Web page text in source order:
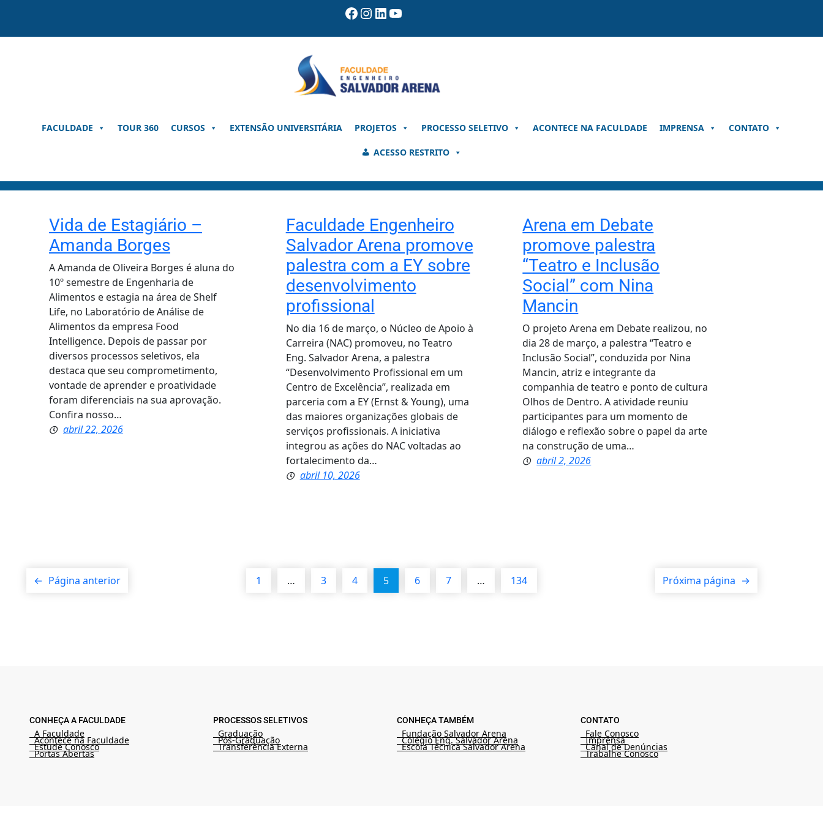
o
Facebook
Instagram
LinkedIn
Youtube
FACULDADE TOUR 360 CURSOS EXTENSÃO UNIVERSITÁRIA PROJETOS PROCESSO SELETIVO ACONTECE NA FACULDADE IMPRENSA CONTATO
ACESSO RESTRITO
Vida de Estagiário –
Amanda Borges
A Amanda de Oliveira Borges é aluna do
10º semestre de Engenharia de
Alimentos e estagia na área de Shelf
Life, no Laboratório de Análise de
Alimentos da empresa Food
Intelligence. Depois de passar por
diversos processos seletivos, ela
destaca que seu comprometimento,
vontade de aprender e proatividade
foram diferenciais na sua aprovação.
Confira nosso…
abril 22, 2026
Faculdade Engenheiro
Salvador Arena promove
palestra com a EY sobre
desenvolvimento
profissional
No dia 16 de março, o Núcleo de Apoio à
Carreira (NAC) promoveu, no Teatro
Eng. Salvador Arena, a palestra
“Desenvolvimento Profissional em um
Centro de Excelência”, realizada em
parceria com a EY (Ernst & Young), uma
das maiores organizações globais de
serviços profissionais. A iniciativa
integrou as ações do NAC voltadas ao
fortalecimento da…
abril 10, 2026
Arena em Debate
promove palestra
“Teatro e Inclusão
Social” com Nina
Mancin
O projeto Arena em Debate realizou, no
dia 28 de março, a palestra “Teatro e
Inclusão Social”, conduzida por Nina
Mancin, atriz e integrante da
companhia de teatro e ponto de cultura
Olhos de Dentro. A atividade reuniu
participantes para um momento de
diálogo e reflexão sobre o papel da arte
na construção de uma…
abril 2, 2026
← Página anterior 1 … 3 4 5 6 7 … 134 Próxima página →
CONHEÇA A FACULDADE
A Faculdade
Acontece na Faculdade
Estude Conosco
Portas Abertas
PROCESSOS SELETIVOS
Graduação
Pós-Graduação
Transferência Externa
CONHEÇA TAMBÉM
Fundação Salvador Arena
Colégio Eng. Salvador Arena
Escola Técnica Salvador Arena
CONTATO
Fale Conosco
Imprensa
Canal de Denúncias
Trabalhe Conosco